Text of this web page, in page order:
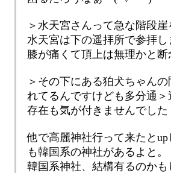
＞水天宮さんって急な階段
水天宮は下の遥拝所で参拝し
膝が痛くて頂上は無理かと
＞その下にある狛犬ちゃん
れてるんですけども多分通
存在も気が付きませんでした
他で高麗神社行って来たと
も韓国系の神社があるよと。
韓国系神社、結構有るのか